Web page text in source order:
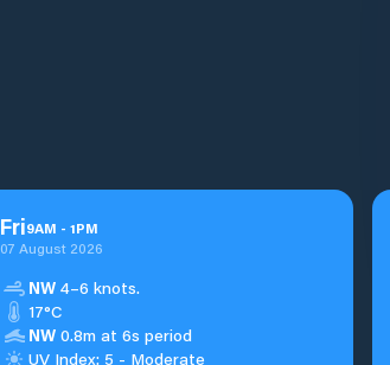
Fri9AM - 1PM
07 August 2026
NW 4–6 knots.
17°C
NW 0.8m at 6s period
UV Index: 5 - Moderate